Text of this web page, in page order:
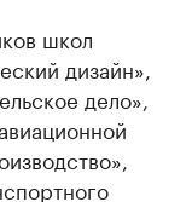
школ
дизайн»,
дело»,